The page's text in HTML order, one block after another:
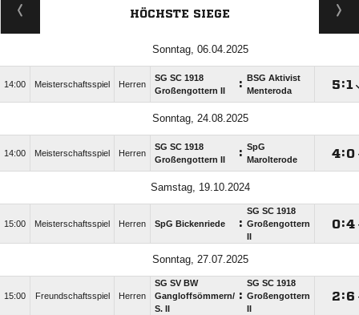
HÖCHSTE SIEGE
Sonntag, 06.04.2025
14:00 Meisterschaftsspiel Herren
SG SC 1918
Großengottern II
:
BSG Aktivist
Menteroda
:
Sonntag, 24.08.2025
14:00 Meisterschaftsspiel Herren
SG SC 1918
Großengottern II
: SpG
Marolterode
:
Samstag, 19.10.2024
15:00 Meisterschaftsspiel Herren SpG Bickenriede :
SG SC 1918
Großengottern
:
Sonntag, 27.07.2025
15:00 Freundschaftsspiel Herren
SG SV BW
Gangloffsömmern/​
S. II
:
SG SC 1918
Großengottern
: